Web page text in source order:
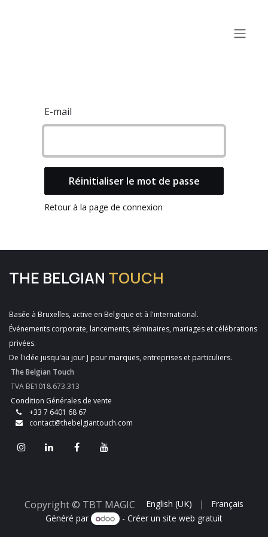
E-mail
Réinitialiser le mot de passe
Retour à la page de connexion
THE BELGIAN TOUCH
Basée à Bruxelles, active en Belgique et à l'international.
Événements corporate, lancements, séminaires, mariages et célébrations
privées.
De l'idée jusqu'au jour J pour marques, entreprises et particuliers.
The Belgian Touch
TVA BE1018.673.313
Condition Générales de vente
+33 7 6401 68 67
contact@thebelgiantouch.com
Copyright © TBT MAGIC English (UK) |
Français
Généré par
- Créer un site web gratuit